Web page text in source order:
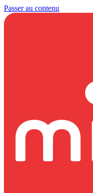
Passer au contenu